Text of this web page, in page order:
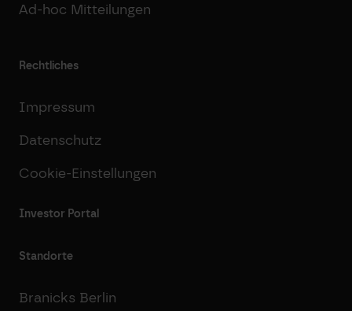
Ad-hoc Mitteilungen
Rechtliches
Impressum
Datenschutz
Cookie-Einstellungen
Investor Portal
Standorte
Branicks Berlin